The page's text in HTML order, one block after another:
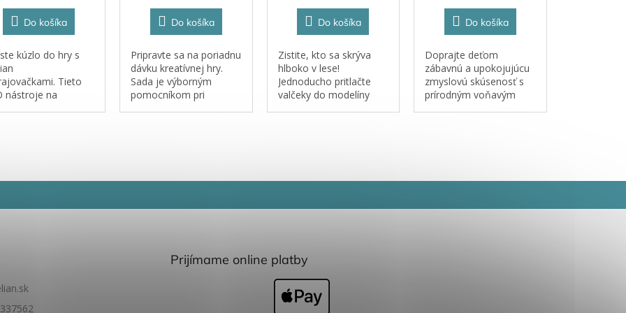
Do košíka
kúzlo do hry s
Tieto
nástroje na
Do košíka
Pripravte sa na poriadnu
dávku kreatívnej hry.
Sada je výborným
pomocníkom pri
Do košíka
Zistite, kto sa skrýva
hlboko v lese!
Jednoducho pritlačte
valčeky do modelíny
Do košíka
Doprajte deťom
zábavnú a upokojujúcu
zmyslovú skúsenosť s
prírodným voňavým
Prijímame online platby